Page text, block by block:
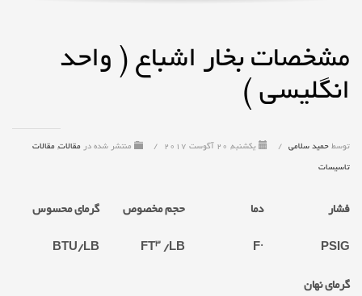
مشخصات بخار اشباع ( واحد
انگلیسی )
توسط حمید سلامی / یکشنبه, 20 آگوست 2017 / منتشر شده در مقالات, مقالات
تاسیسات
فشار
PSIG
دما
˙F
حجم مخصوص
FT 3 /LB
گرمای محسوس
BTU/LB
گرمای نهان